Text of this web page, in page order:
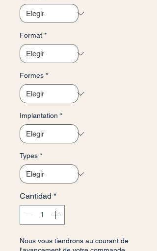
Format *
Formes *
Implantation *
Types *
Cantidad *
Nous vous tiendrons au courant de